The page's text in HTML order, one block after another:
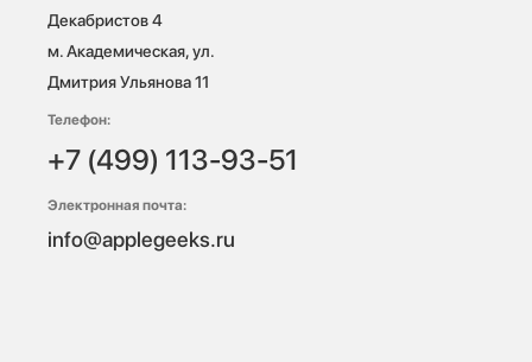
Декабристов 4
м. Академическая, ул.
Дмитрия Ульянова 11
Телефон:
+7 (499) 113-93-51
Электронная почта:
info@applegeeks.ru